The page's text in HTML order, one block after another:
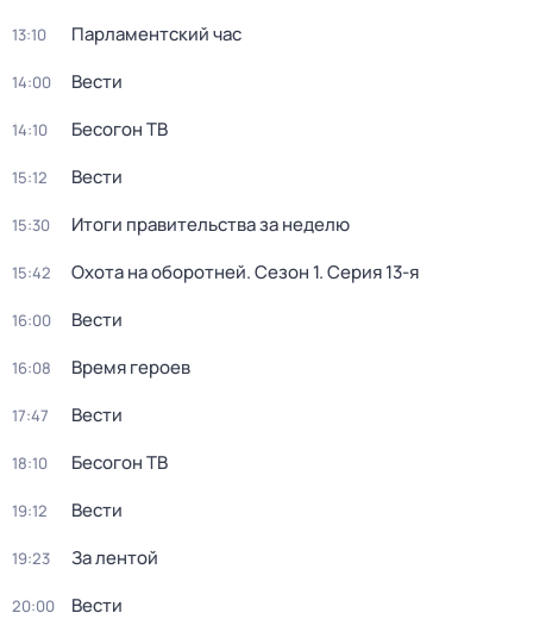
13:10 Парламентский час
14:00 Вести
14:10 Бесогон ТВ
15:12 Вести
15:30 Итоги правительства за неделю
15:42 Охота на оборотней. Сезон 1. Серия 13-я
16:00 Вести
16:08 Время героев
17:47 Вести
18:10 Бесогон ТВ
19:12 Вести
19:23 За лентой
20:00 Вести